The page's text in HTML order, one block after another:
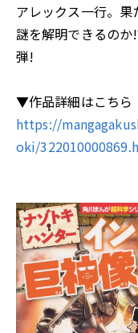
アレックス一行。
謎を解明できるのか
弾!
▼作品詳細はこちら
https://
oki/